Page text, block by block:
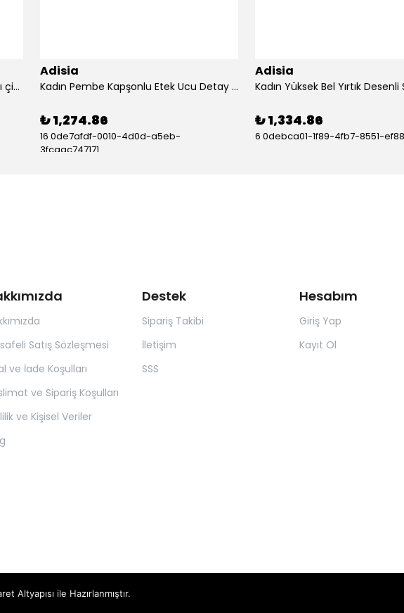
Kadın Sıfır Kol Sırttan Bağlamalı Fırfırlı çiçek Desenli Süprem Elbise - ADS-164603-S-M
Adisia
Kadın Pembe Kapşonlu Etek Ucu Detay Arma Ters Dikiş Gorunumlu Ikili Takım - ADS-135048-3XL
₺ 1,274.86
16 0de7afdf-0010-4d0d-a5eb-
3fcaac747171
Adisia
₺ 1,334.86
6 0debca01-1f89-4fb7-8551-
Satış Sözleşmesi
ve İade Koşulları
ve Sipariş Koşulları
ve Kişisel Veriler
Destek
Sipariş Takibi
İletişim
SSS
Hesabım
Giriş Yap
Kayıt Ol
Altyapısı ile Hazırlanmıştır.